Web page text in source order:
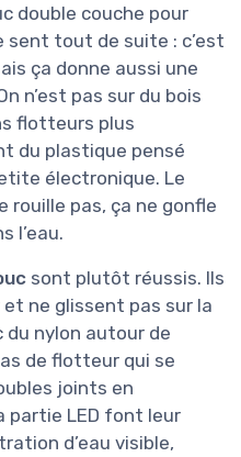
double couche pour
sent tout de suite : c’est
ça donne aussi une
n’est pas sur du bois
flotteurs plus
du plastique pensé
électronique. Le
rouille pas, ça ne gonfle
l’eau.
sont plutôt réussis. Ils
ne glissent pas sur la
du nylon autour de
de flotteur qui se
joints en
partie LED font leur
d’eau visible,